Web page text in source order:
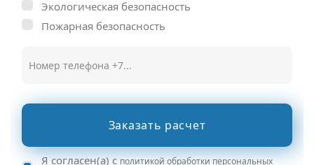
Экологическая безопасность
Пожарная безопасность
Заказать расчет
Я согласен(а) сполитикой обработки персональных